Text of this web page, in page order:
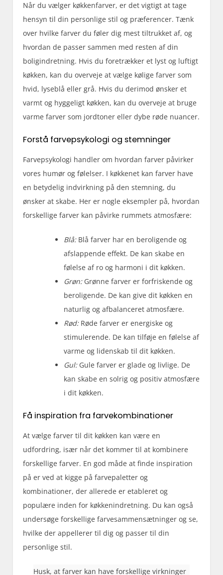
Når du vælger køkkenfarver, er det vigtigt at tage
hensyn til din personlige stil og præferencer. Tænk
over hvilke farver du føler dig mest tiltrukket af, og
hvordan de passer sammen med resten af din
boligindretning. Hvis du foretrækker et lyst og luftigt
køkken, kan du overveje at vælge kølige farver som
hvid, lyseblå eller grå. Hvis du derimod ønsker et
varmt og hyggeligt køkken, kan du overveje at bruge
varme farver som jordtoner eller dybe røde nuancer.
Forstå farvepsykologi og stemninger
Farvepsykologi handler om hvordan farver påvirker
vores humør og følelser. I køkkenet kan farver have
en betydelig indvirkning på den stemning, du
ønsker at skabe. Her er nogle eksempler på, hvordan
forskellige farver kan påvirke rummets atmosfære:
Blå:Blå farver har en beroligende og
afslappende effekt. De kan skabe en
følelse af ro og harmoni i dit køkken.
Grøn:Grønne farver er forfriskende og
beroligende. De kan give dit køkken en
naturlig og afbalanceret atmosfære.
Rød:Røde farver er energiske og
stimulerende. De kan tilføje en følelse af
varme og lidenskab til dit køkken.
Gul:Gule farver er glade og livlige. De
kan skabe en solrig og positiv atmosfære
i dit køkken.
Få inspiration fra farvekombinationer
At vælge farver til dit køkken kan være en
udfordring, især når det kommer til at kombinere
forskellige farver. En god måde at finde inspiration
på er ved at kigge på farvepaletter og
kombinationer, der allerede er etableret og
populære inden for køkkenindretning. Du kan også
undersøge forskellige farvesammensætninger og se,
hvilke der appellerer til dig og passer til din
personlige stil.
Husk, at farver kan have forskellige virkninger